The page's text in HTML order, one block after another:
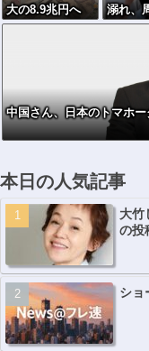
大の8.9兆円へ
→政府「最終的
溺れ、
けを乞
と、ス
けてイ
ぎの見
中国さん、日本のトマホ
本日の人気記事
大竹
の投
ショ